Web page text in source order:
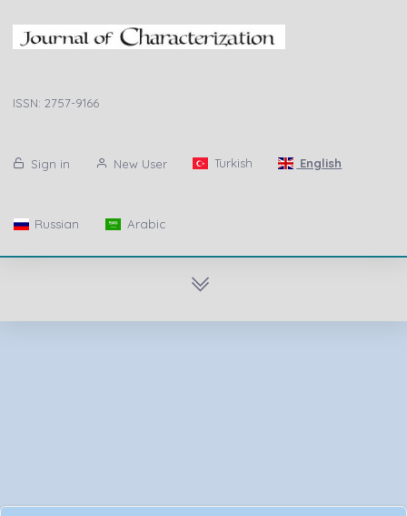
ISSN: 2757-9166
Sign in New User Turkish English
Russian Arabic